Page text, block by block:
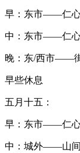
早：东市——仁
中：东市——仁
晚：东/西市——
早些休息
五月十五：
早：东市——仁
中：城外——山